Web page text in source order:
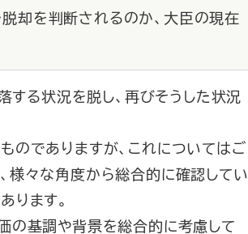
却を判断されるのか、大臣の現在
する状況を脱し、再びそうした状況
のでありますが、これについてはご
様々な角度から総合的に確認してい
ります。
の基調や背景を総合的に考慮して